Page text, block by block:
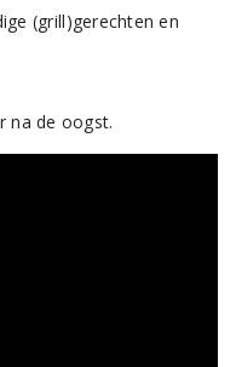
(grill)gerechten en
na de oogst.